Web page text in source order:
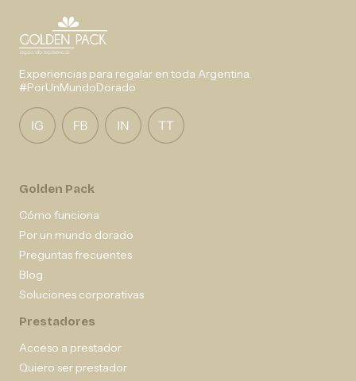
Experiencias para regalar en toda Argentina.
#PorUnMundoDorado
Golden Pack
Cómo funciona
Por un mundo dorado
Preguntas frecuentes
Blog
Soluciones corporativas
Prestadores
Acceso a prestador
Quiero ser prestador